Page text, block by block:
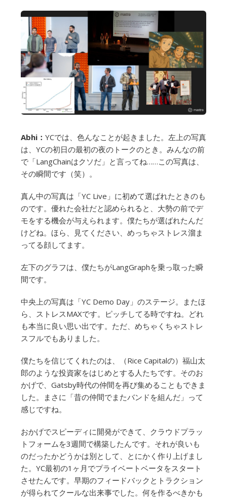
Abhi： YCでは、色んなことが起きました。左上の写真
は、YCの初日の最初の夜のトークのとき。みんなの前
で「LangChainはクソだ」と言ってね……この写真は、
その瞬間です（笑）。
真ん中の写真は「YC Live」に初めて選ばれたときのも
のです。優れた会社だと認められると、大勢の前でデ
モをする機会が与えられます。僕たちが選ばれたんだ
けどね。ほら、見てください、めっちゃストレス溜ま
ってる顔してます。
左下のグラフは、僕たちがLangGraphを乗っ取った瞬
間です。
中央上の写真は「YC Demo Day」のステージ。またほ
ら、ストレスMAXです。ピッチしてる時ですね。どれ
も本当に良い思い出です。ただ、めちゃくちゃストレ
スフルでもありました。
僕たちを信じてくれたのは、（Rice Capitalの）福山太
郎のような投資家をはじめとする人たちです。そのお
かげで、Gatsby時代の仲間を再び集めることもできま
した。まさに「昔の仲間でまたバンドを組んだ」って
感じですね。
おかげでスピーディに開発ができて、クラウドプラッ
トフォームを3週間で構築したんです。それが良いも
のだったかどうかは別として、とにかく作り上げまし
た。YC最初の1ヶ月でプライベートベータをスタート
させたんです。早期のフィードバックとトラクション
が得られてクールな出来事でした。何を作るべきかも